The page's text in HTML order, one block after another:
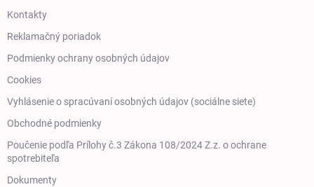
Kontakty
Reklamačný poriadok
Podmienky ochrany osobných údajov
Cookies
Vyhlásenie o spracúvaní osobných údajov (sociálne siete)
Obchodné podmienky
Poučenie podľa Prílohy č.3 Zákona 108/2024 Z.z. o ochrane
spotrebiteľa
Dokumenty